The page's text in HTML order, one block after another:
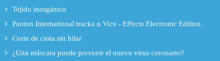
Tejido inorgánico
Panton International tracka u Vice - Effects Electronic Edition
Corte de cinta sin hilar
¿Una máscara puede prevenir el nuevo virus coronario?